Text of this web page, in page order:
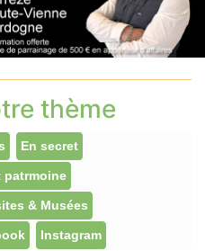
thème
En secret
patrmoine
& Musées
Instagram